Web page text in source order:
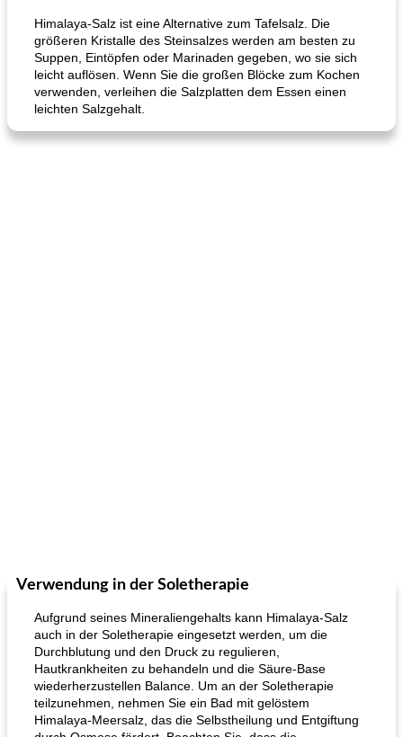
Himalaya-Salz ist eine Alternative zum Tafelsalz. Die
größeren Kristalle des Steinsalzes werden am besten zu
Suppen, Eintöpfen oder Marinaden gegeben, wo sie sich
leicht auflösen. Wenn Sie die großen Blöcke zum Kochen
verwenden, verleihen die Salzplatten dem Essen einen
leichten Salzgehalt.
Verwendung in der Soletherapie
Aufgrund seines Mineraliengehalts kann Himalaya-Salz
auch in der Soletherapie eingesetzt werden, um die
Durchblutung und den Druck zu regulieren,
Hautkrankheiten zu behandeln und die Säure-Base
wiederherzustellen Balance. Um an der Soletherapie
teilzunehmen, nehmen Sie ein Bad mit gelöstem
Himalaya-Meersalz, das die Selbstheilung und Entgiftung